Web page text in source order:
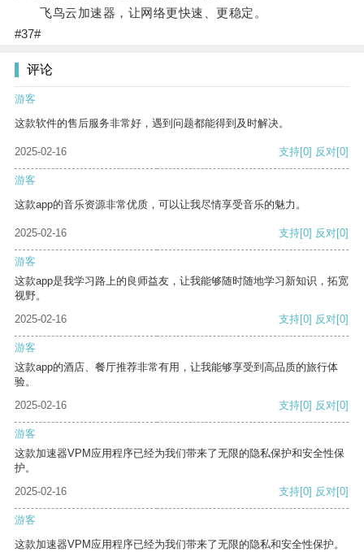
飞鸟云加速器，让网络更快速、更稳定。
#37#
评论
游客
这款软件的售后服务非常好，遇到问题都能得到及时解决。
2025-02-16 支持[0] 反对[0]
游客
这款app的音乐资源非常优质，可以让我尽情享受音乐的魅力。
2025-02-16 支持[0] 反对[0]
游客
这款app是我学习路上的良师益友，让我能够随时随地学习新知识，拓宽
视野。
2025-02-16
支持[0] 反对[0]
游客
这款app的酒店、餐厅推荐非常有用，让我能够享受到高品质的旅行体
验。
2025-02-16
支持[0] 反对[0]
游客
这款加速器VPM应用程序已经为我们带来了无限的隐私保护和安全性保
护。
2025-02-16
支持[0] 反对[0]
游客
这款加速器VPM应用程序已经为我们带来了无限的隐私和安全性保护。